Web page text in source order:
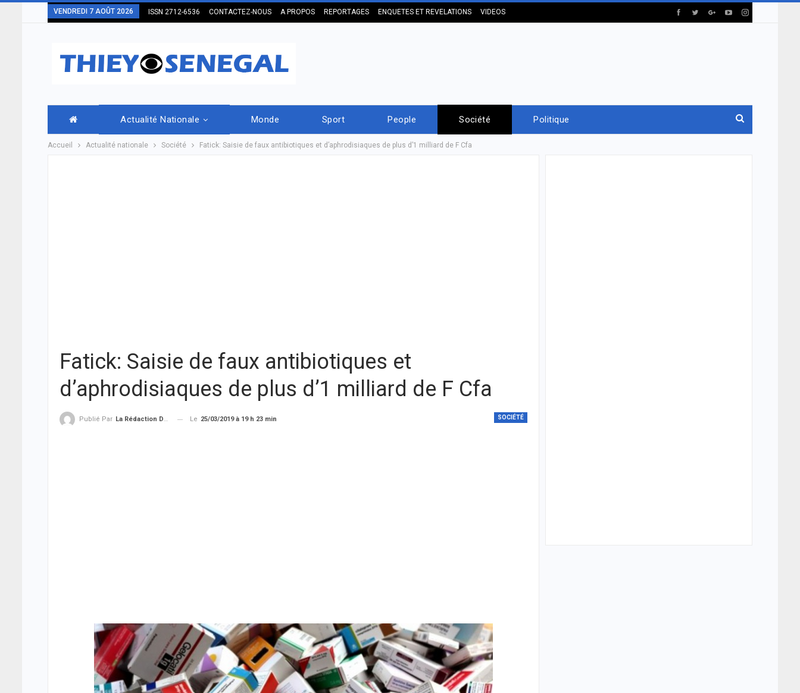
VENDREDI 7 AOÛT 2026 ISSN 2712-6536 CONTACTEZ-NOUS A PROPOS REPORTAGES ENQUETES ET REVELATIONS VIDEOS
Actualité Nationale Monde Sport People Société Politique
Accueil Actualité nationale Société Fatick: Saisie de faux antibiotiques et d’aphrodisiaques de plus d’1 milliard de F Cfa
Fatick: Saisie de faux antibiotiques et
d’aphrodisiaques de plus d’1 milliard de F Cfa
SOCIÉTÉ
Publié Par La Rédaction De THIEYSENEGAL.com Le 25/03/2019 à 19 h 23 min